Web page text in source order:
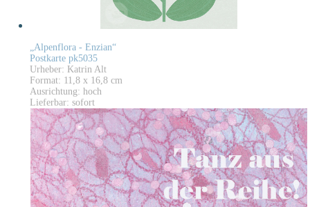
„Alpenflora - Enzian“
Postkarte pk5035
Urheber: Katrin Alt
Format: 11,8 x 16,8 cm
Ausrichtung: hoch
Lieferbar: sofort